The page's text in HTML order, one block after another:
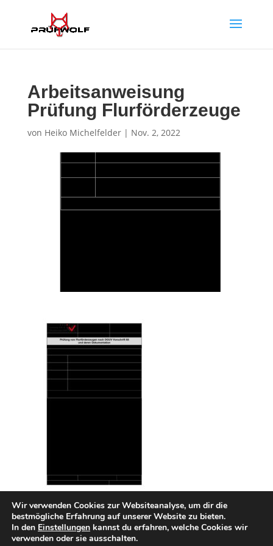
Arbeitsanweisung
Prüfung Flurförderzeuge
von Heiko Michelfelder| Nov. 2, 2022
INTERN Impressum Datenschutzerklärung
Wir verwenden Cookies zur Websiteanalyse, um dir die
bestmögliche Erfahrung auf unserer Website zu bieten.
In den Einstellungen kannst du erfahren, welche Cookies wir
verwenden oder sie ausschalten.